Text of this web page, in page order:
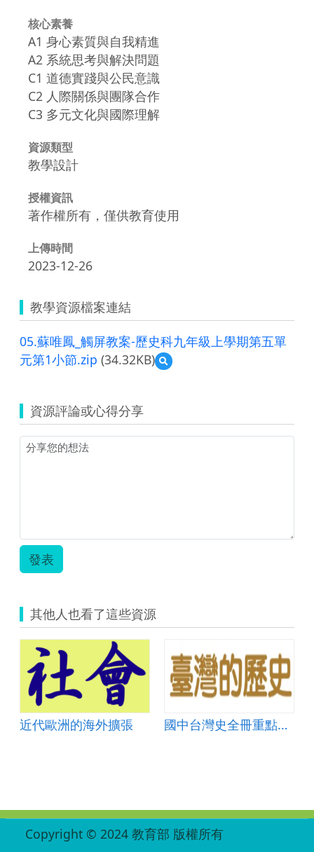
核心素養
A1 身心素質與自我精進
A2 系統思考與解決問題
C1 道德實踐與公民意識
C2 人際關係與團隊合作
C3 多元文化與國際理解
資源類型
教學設計
授權資訊
著作權所有，僅供教育使用
上傳時間
2023-12-26
教學資源檔案連結
05.蘇唯鳳_觸屏教案-歷史科九年級上學期第五單
元第1小節.zip (34.32KB)
預
覽
鳳
_
第
單
元
第
1
節.zip
資源評論或心得分享
發表
其他人也看了這些資源
近代歐洲的海外擴張 國中台灣史全冊重點複習
Copyright © 2024 教育部 版權所有